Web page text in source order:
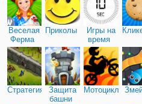
Веселая
Ферма
Приколы
Игры на
время
Стратегия
Защита
башни
Мотоциклы